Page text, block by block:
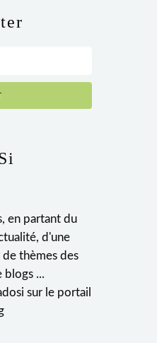
en partant du
d'une
thèmes des
blogs ...
sur le portail